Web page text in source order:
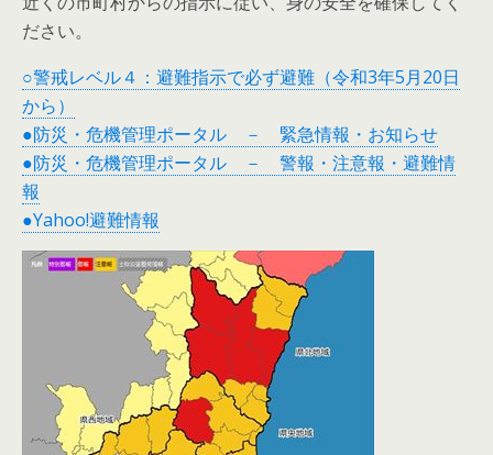
ださい。
○警戒レベル４：避難指示で必ず避難（令和3年5月20日
から）
●防災・危機管理ポータル － 緊急情報・お知らせ
●防災・危機管理ポータル － 警報・注意報・避難情
報
●Yahoo!避難情報